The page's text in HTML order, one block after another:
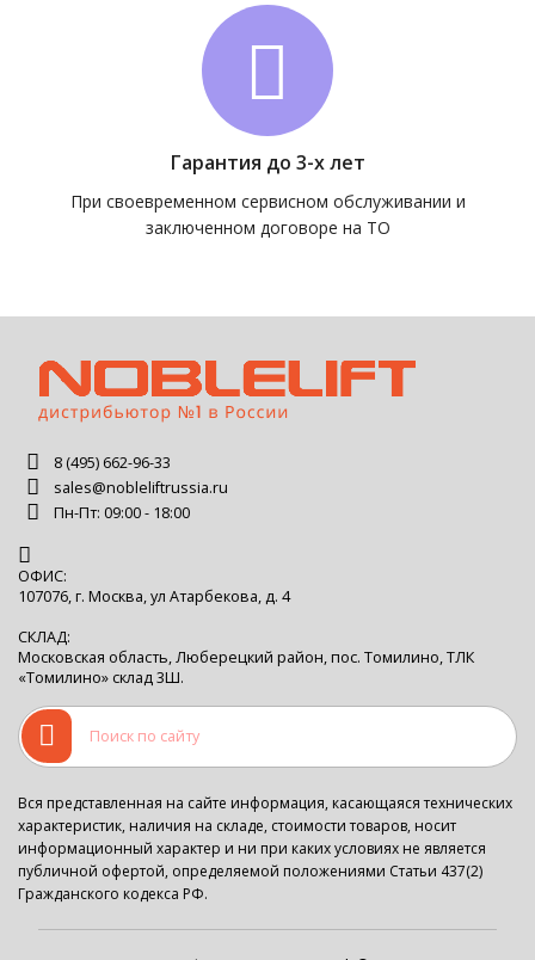
Гарантия до 3-х лет
При своевременном сервисном обслуживании и
заключенном договоре на ТО
8 (495) 662-96-33
sales@nobleliftrussia.ru
Пн-Пт: 09:00 - 18:00
ОФИС:
107076, г. Москва, ул Атарбекова, д. 4
СКЛАД:
Московская область, Люберецкий район, пос. Томилино, ТЛК
«Томилино» склад 3Ш.
Вся представленная на сайте информация, касающаяся технических
характеристик, наличия на складе, стоимости товаров, носит
информационный характер и ни при каких условиях не является
публичной офертой, определяемой положениями Статьи 437(2)
Гражданского кодекса РФ.